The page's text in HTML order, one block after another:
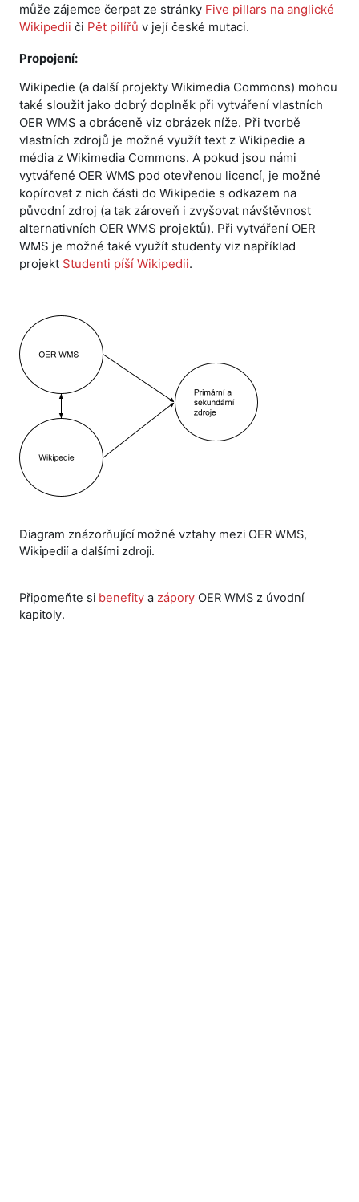
může zájemce čerpat ze stránky Five pillars na anglické
Wikipedii či Pět pilířů v její české mutaci.
Propojení:
Wikipedie (a další projekty Wikimedia Commons) mohou
také sloužit jako dobrý doplněk při vytváření vlastních
OER WMS a obráceně viz obrázek níže. Při tvorbě
vlastních zdrojů je možné využít text z Wikipedie a
média z Wikimedia Commons. A pokud jsou námi
vytvářené OER WMS pod otevřenou licencí, je možné
kopírovat z nich části do Wikipedie s odkazem na
původní zdroj (a tak zároveň i zvyšovat návštěvnost
alternativních OER WMS projektů). Při vytváření OER
WMS je možné také využít studenty viz například
projekt Studenti píší Wikipedii.
Diagram znázorňující možné vztahy mezi OER WMS,
Wikipedií a dalšími zdroji.
Připomeňte si benefity a zápory OER WMS z úvodní
kapitoly.